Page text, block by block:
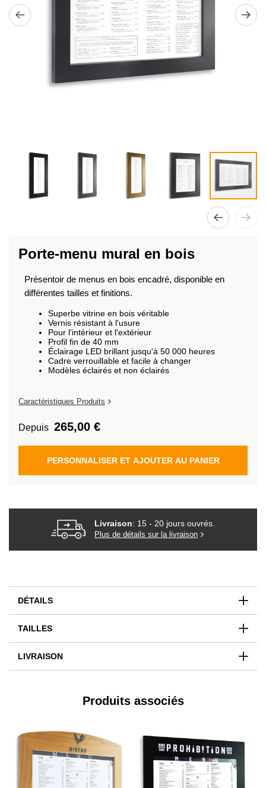
début
Galerie
d’images
Porte-menu mural en bois
Présentoir de menus en bois encadré, disponible en
différentes tailles et finitions.
Superbe vitrine en bois véritable
Vernis résistant à l'usure
Pour l'intérieur et l'extérieur
Profil fin de 40 mm
Éclairage LED brillant jusqu'à 50 000 heures
Cadre verrouillable et facile à changer
Modèles éclairés et non éclairés
Caractéristiques Produits
Depuis 265,00 €
PERSONNALISER ET AJOUTER AU PANIER
Livraison: 15 - 20 jours ouvrés.
Plus de détails sur la livraison
DÉTAILS
TAILLES
LIVRAISON
Produits associés